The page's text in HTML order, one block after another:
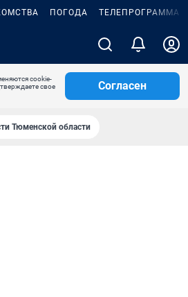
ПОГОДА ТЕЛЕПРОГРАММА
cookie-
свое
Согласен
Тюменской области